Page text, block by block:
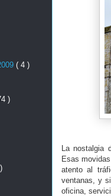
La nostalgia
Esas
atento al
ventanas, y
oficina,
( 4 )
)